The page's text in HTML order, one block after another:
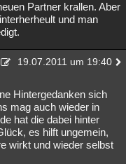
Gaming Filme
Partner krallen. Aber
und man
19.07.2011 um 19:40
Hintergedanken sich
mag auch wieder in
hat die dabei hinter
es hilft ungemein,
wirkt und wieder selbst